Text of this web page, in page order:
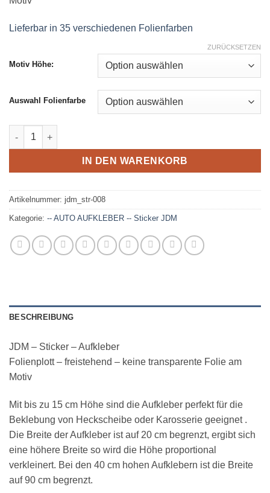
Lieferbar in 35 verschiedenen Folienfarben
Motiv Höhe:
Auswahl Folienfarbe
ZURÜCKSETZEN
JDM - Aufkleber - 008 Menge
IN DEN WARENKORB
Artikelnummer: jdm_str-008
Kategorie: -- AUTO AUFKLEBER -- Sticker JDM
BESCHREIBUNG
JDM – Sticker – Aufkleber
Folienplott – freistehend – keine transparente Folie am
Motiv
Mit bis zu 15 cm Höhe sind die Aufkleber perfekt für die
Beklebung von Heckscheibe oder Karosserie geeignet .
Die Breite der Aufkleber ist auf 20 cm begrenzt, ergibt sich
eine höhere Breite so wird die Höhe proportional
verkleinert. Bei den 40 cm hohen Aufklebern ist die Breite
auf 90 cm begrenzt.